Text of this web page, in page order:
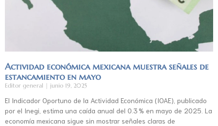
Actividad económica mexicana muestra señales de
estancamiento en mayo
Editor general junio 19, 2025
El Indicador Oportuno de la Actividad Económica (IOAE), publicado
por el Inegi, estima una caída anual del 0.3 % en mayo de 2025. La
economía mexicana sigue sin mostrar señales claras de